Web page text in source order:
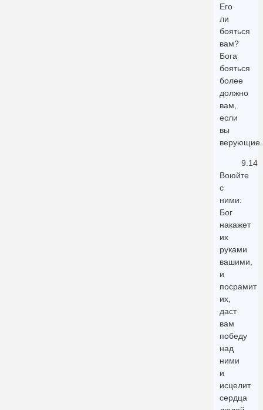
Его
ли
бояться
вам?
Бога
бояться
более
должно
вам,
если
вы
верующие.
9.14
Воюйте
с
ними:
Бог
накажет
их
руками
вашими,
и
посрамит
их,
даст
вам
победу
над
ними
и
исцелит
сердца